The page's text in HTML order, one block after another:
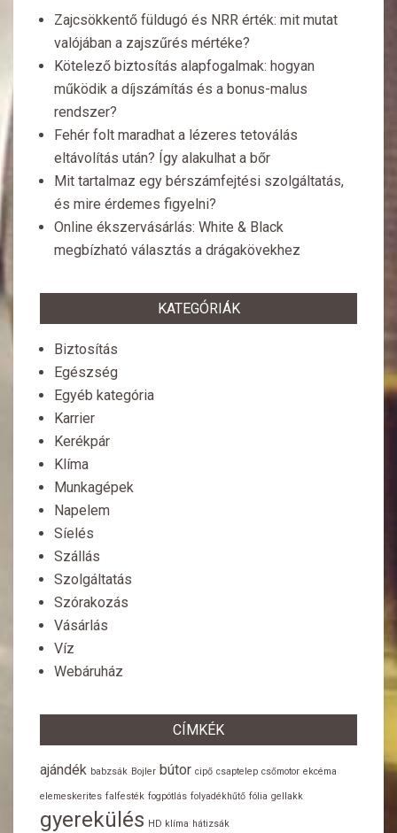
Zajcsökkentő füldugó és NRR érték: mit mutat
valójában a zajszűrés mértéke?
Kötelező biztosítás alapfogalmak: hogyan
működik a díjszámítás és a bonus-malus
rendszer?
Fehér folt maradhat a lézeres tetoválás
eltávolítás után? Így alakulhat a bőr
Mit tartalmaz egy bérszámfejtési szolgáltatás,
és mire érdemes figyelni?
Online ékszervásárlás: White & Black
megbízható választás a drágakövekhez
KATEGÓRIÁK
Biztosítás
Egészség
Egyéb kategória
Karrier
Kerékpár
Klíma
Munkagépek
Napelem
Síelés
Szállás
Szolgáltatás
Szórakozás
Vásárlás
Víz
Webáruház
CÍMKÉK
ajándék babzsák Bojler bútor cipő csaptelep csőmotor ekcéma
elemeskerites falfesték fogpótlás folyadékhűtő fólia gellakk
gyerekülés HD klíma hátizsák